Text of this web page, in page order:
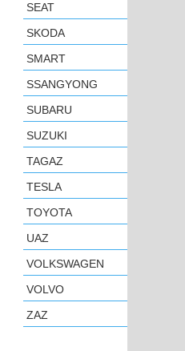
SEAT
SKODA
SMART
SSANGYONG
SUBARU
SUZUKI
TAGAZ
TESLA
TOYOTA
UAZ
VOLKSWAGEN
VOLVO
ZAZ